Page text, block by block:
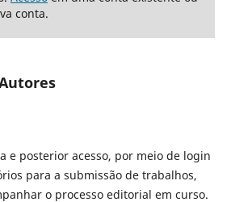
conta.
e posterior acesso, por meio de login
para a submissão de trabalhos,
o processo editorial em curso.